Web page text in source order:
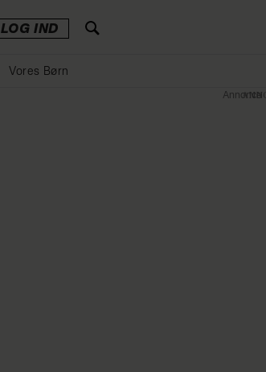
LOG IND
Vores Børn
Annonce